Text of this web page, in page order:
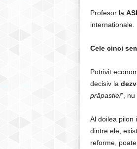
Profesor la
internaționale.
Cele cinci
Potrivit
decisiv la
prăpastiei”, nu
Al doilea pilon
dintre ele,
reforme,